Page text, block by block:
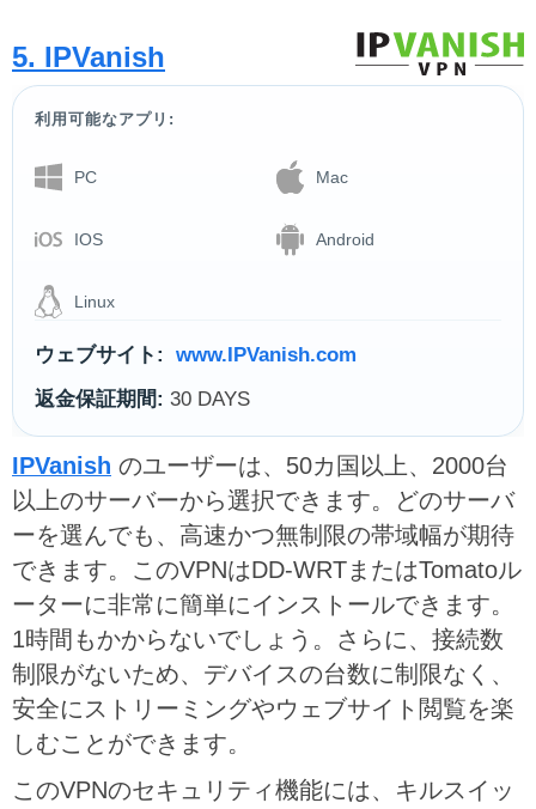
5. IPVanish
利用可能なアプリ:
PC Mac
IOS Android
Linux
ウェブサイト:
www.IPVanish.com
返金保証期間: 30 DAYS
IPVanish のユーザーは、50カ国以上、2000台
以上のサーバーから選択できます。どのサーバ
ーを選んでも、高速かつ無制限の帯域幅が期待
できます。このVPNはDD-WRTまたはTomatoル
ーターに非常に簡単にインストールできます。
1時間もかからないでしょう。さらに、接続数
制限がないため、デバイスの台数に制限なく、
安全にストリーミングやウェブサイト閲覧を楽
しむことができます。
このVPNのセキュリティ機能には、キルスイッ